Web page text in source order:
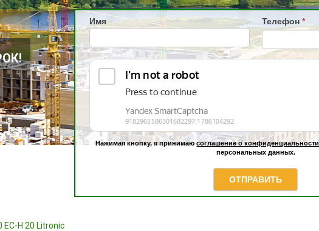
Имя Телефон *
Нажимая кнопку, я принимаюсоглашение о конфиденциальности
персональных данных.
ОТПРАВИТЬ
H 20 Litronic